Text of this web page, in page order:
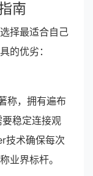
南
择最适合自己
的优劣：
称，拥有遍布
稳定连接观
技术确保每次
业界标杆。